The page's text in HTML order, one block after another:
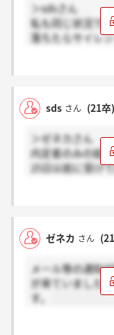
＞sdsさん
私も同じ状況です
落ちたらサイレ
sds さん (21卒)
＞ゼネカさん
内定者のみの結
25日以前に受け
ゼネカ さん
メール等の通知
が来ていました
す。